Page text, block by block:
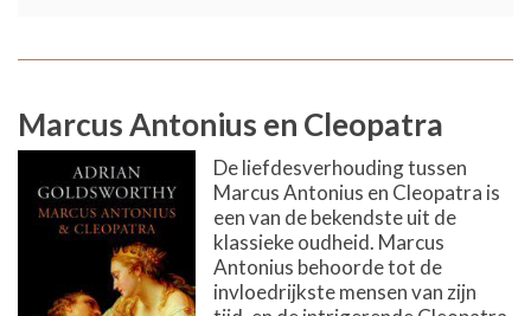
Marcus Antonius en Cleopatra
De liefdesverhouding tussen
Marcus Antonius en Cleopatra is
een van de bekendste uit de
klassieke oudheid. Marcus
Antonius behoorde tot de
invloedrijkste mensen van zijn